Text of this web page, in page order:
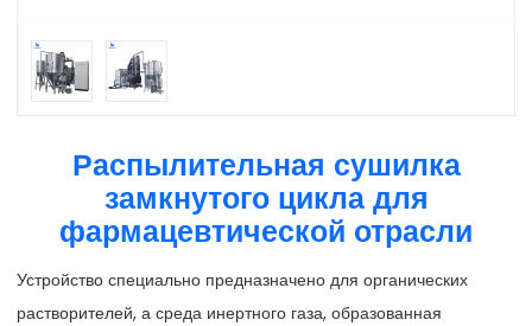
Распылительная сушилка
замкнутого цикла для
фармацевтической отрасли
Устройство специально предназначено для органических
растворителей, а среда инертного газа, образованная